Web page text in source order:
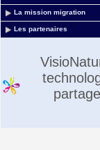
La mission migration
Les partenaires